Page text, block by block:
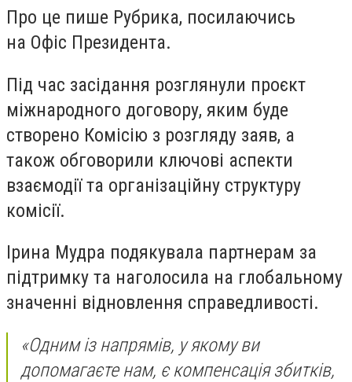
Про це пише Рубрика, посилаючись
на Офіс Президента.
Під час засідання розглянули проєкт
міжнародного договору, яким буде
створено Комісію з розгляду заяв, а
також обговорили ключові аспекти
взаємодії та організаційну структуру
комісії.
Ірина Мудра подякувала партнерам за
підтримку та наголосила на глобальному
значенні відновлення справедливості.
«Одним із напрямів, у якому ви
допомагаєте нам, є компенсація збитків,